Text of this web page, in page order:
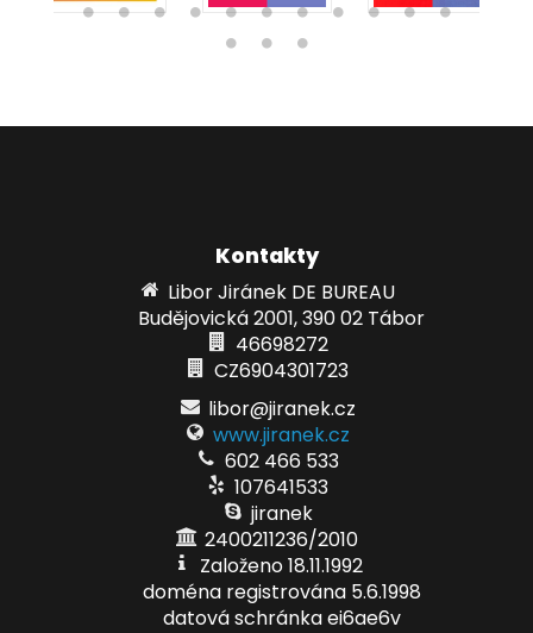
Kontakty
Libor Jiránek DE BUREAU
Budějovická 2001, 390 02 Tábor
46698272
CZ6904301723
libor@jiranek.cz
www.jiranek.cz
602 466 533
107641533
jiranek
2400211236/2010
Založeno 18.11.1992
doména registrována 5.6.1998
datová schránka ei6ae6v